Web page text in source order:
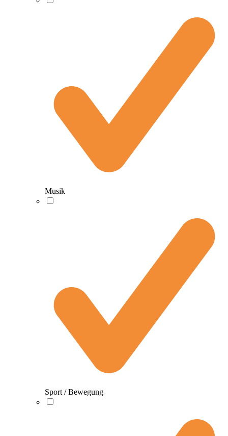
Musik
Sport / Bewegung